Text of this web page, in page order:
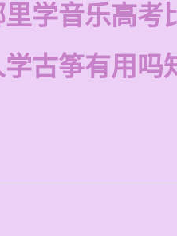
学音乐高考
古筝有用吗